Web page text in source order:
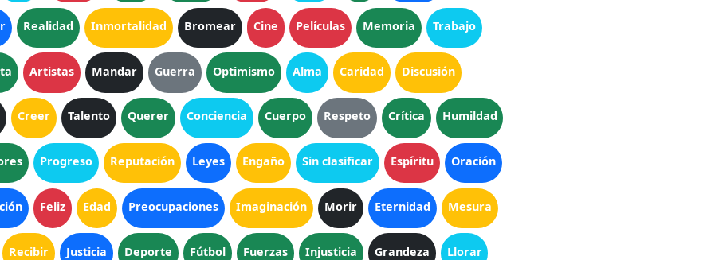
Realidad Inmortalidad Bromear Cine Películas Memoria Trabajo
Artistas Mandar Guerra Optimismo Alma Caridad Discusión
Creer Talento Querer Conciencia Cuerpo Respeto Crítica Humildad
Progreso Reputación Leyes Engaño Sin clasificar Espíritu Oración
Feliz Edad Preocupaciones Imaginación Morir Eternidad Mesura
Recibir Justicia Deporte Fútbol Fuerzas Injusticia Grandeza Llorar